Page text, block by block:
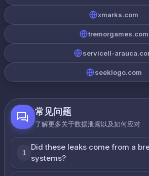
xmarks.com
tremorgames.com
servicell-
seeklogo.com
常见问题
了解更多关于数据泄露以及如何应对
1
Did these leaks come from a
systems?